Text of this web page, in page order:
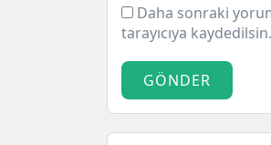
Daha sonraki
tarayıcıya kaydedilsin.
GÖNDER